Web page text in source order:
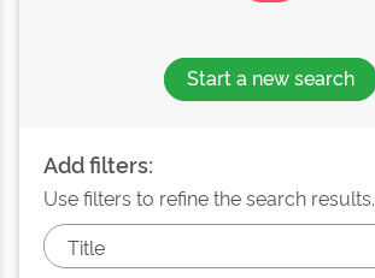
Start a new search
Add filters:
Use filters to refine the search results.